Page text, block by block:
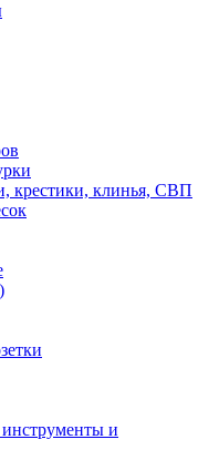
крестики, клинья, СВП
и